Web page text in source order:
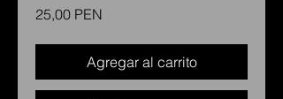
25,00 PEN
Agregar al carrito